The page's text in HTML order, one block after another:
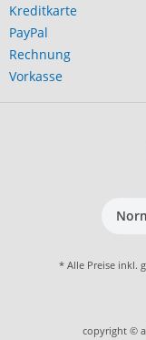
Kreditkarte
PayPal
Rechnung
Vorkasse
* Alle Preise inkl.
copyright ©